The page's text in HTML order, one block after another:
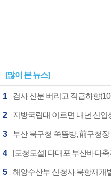
[많이 본 뉴스]
1
2 지방국립대 이르면 내년 신입
3 부산 북구청 쑥뜸방, 前구청
4 [도청도설] 다대포 부산바다축
5 해양수산부 신청사 북항재개